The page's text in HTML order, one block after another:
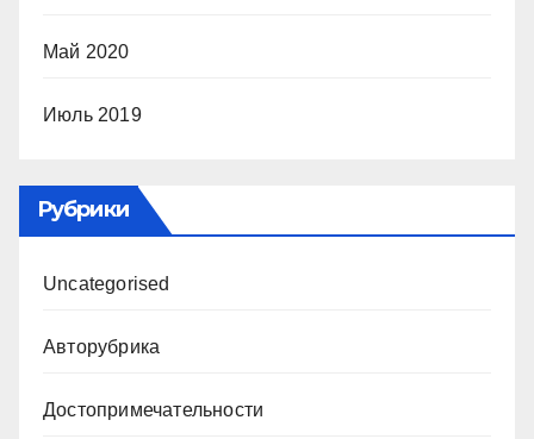
Май 2020
Июль 2019
Рубрики
Uncategorised
Авторубрика
Достопримечательности